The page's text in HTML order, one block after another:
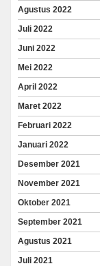
Agustus 2022
Juli 2022
Juni 2022
Mei 2022
April 2022
Maret 2022
Februari 2022
Januari 2022
Desember 2021
November 2021
Oktober 2021
September 2021
Agustus 2021
Juli 2021